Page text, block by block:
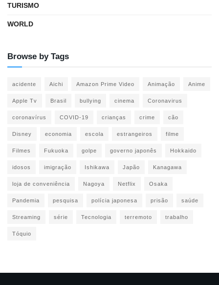
TURISMO
WORLD
Browse by Tags
acidente Aichi Amazon Prime Video Animação Anime
Apple Tv Brasil bullying cinema Coronavirus
coronavírus COVID-19 crianças crime cão
Disney economia escola estrangeiros filme
Filmes Fukuoka golpe governo japonês Hokkaido
idosos imigração Ishikawa Japão Kanagawa
loja de conveniência Nagoya Netflix Osaka
Pandemia pesquisa polícia japonesa prisão saúde
Streaming série Tecnologia terremoto trabalho
Tóquio